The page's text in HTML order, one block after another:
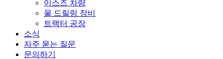
이스즈 차량
물 드릴링 장비
트랙터 공장
소식
자주 묻는 질문
문의하기